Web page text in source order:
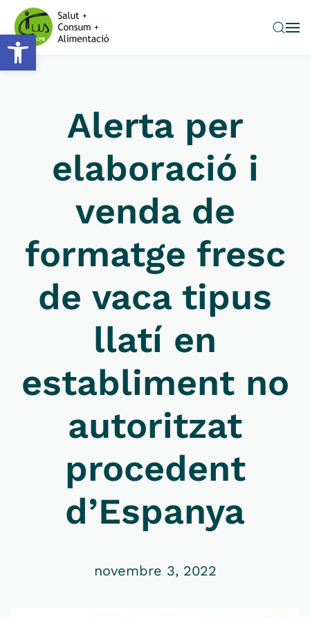
Obre la barra d'eines
Skip to main content
Alerta per
elaboració i
venda de
formatge fresc
de vaca tipus
llatí en
establiment no
autoritzat
procedent
d’Espanya
novembre 3, 2022